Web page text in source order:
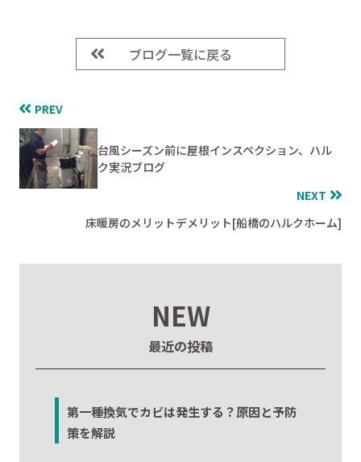
ブログ一覧に戻る
PREV
台風シーズン前に屋根インスペクション、ハル
ク実況ブログ
NEXT
床暖房のメリットデメリット[船橋のハルクホーム]
NEW
最近の投稿
第一種換気でカビは発生する？原因と予防
策を解説